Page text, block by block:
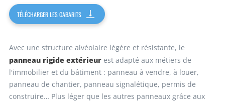
TÉLÉCHARGER LES GABARITS
Avec une structure alvéolaire légère et résistante, le
panneau rigide extérieurest adapté aux métiers de
l'immobilier et du bâtiment : panneau à vendre, à louer,
panneau de chantier, panneau signalétique, permis de
construire… Plus léger que les autres panneaux grâce aux